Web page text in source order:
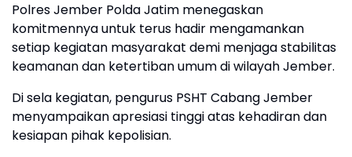
Polres Jember Polda Jatim menegaskan
komitmennya untuk terus hadir mengamankan
setiap kegiatan masyarakat demi menjaga stabilitas
keamanan dan ketertiban umum di wilayah Jember.
Di sela kegiatan, pengurus PSHT Cabang Jember
menyampaikan apresiasi tinggi atas kehadiran dan
kesiapan pihak kepolisian.